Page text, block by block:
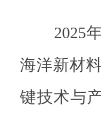
2025年
海洋新材
键技术与